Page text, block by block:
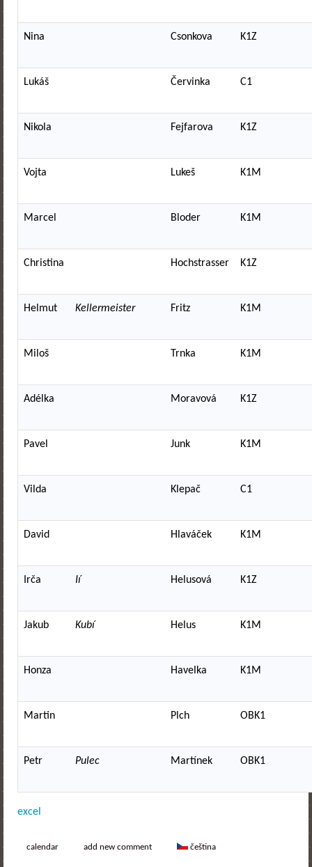
Nina Csonkova K1Z
Lukáš Červinka C1
Nikola Fejfarova K1Z
Vojta Lukeš K1M
Marcel Bloder K1M
Christina Hochstrasser K1Z
Helmut Kellermeister Fritz K1M
Miloš Trnka K1M
Adélka Moravová K1Z
Pavel Junk K1M
Vilda Klepač C1
David Hlaváček K1M
Irča Ií Helusová K1Z
Jakub Kubí Helus K1M
Honza Havelka K1M
Martin Plch OBK1
Petr Pulec Martínek OBK1
excel
calendar add new comment čeština